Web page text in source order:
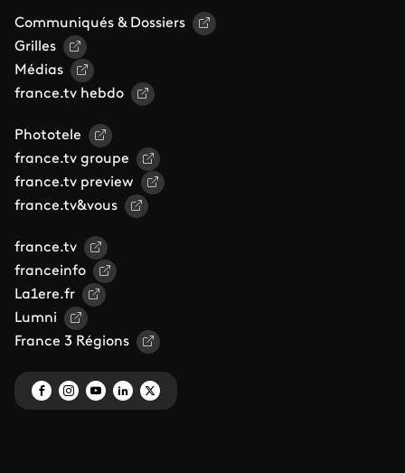
Communiqués & Dossiers
Grilles
Médias
france.tv hebdo
Phototele
france.tv groupe
france.tv preview
france.tv&vous
france.tv
franceinfo
La1ere.fr
Lumni
France 3 Régions